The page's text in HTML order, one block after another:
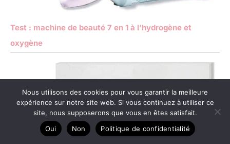
Test : machine de beauté 7 en 1 à l’hydrogène et
oxygène
Nous utilisons des cookies pour vous garantir la meilleure
expérience sur notre site web. Si vous continuez à utiliser ce
site, nous supposerons que vous en êtes satisfait.
Oui
Non Politique de confidentialité